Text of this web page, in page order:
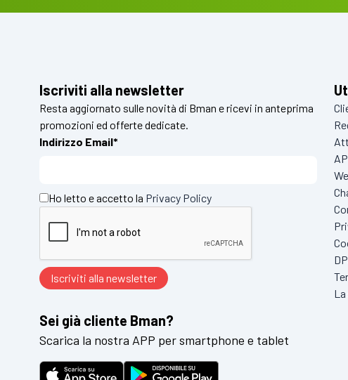
Iscriviti alla newsletter
Resta aggiornato sulle novità di Bman e ricevi in anteprima
promozioni ed offerte dedicate.
Indirizzo Email*
Ho letto e accetto la Privacy Policy
Sei già cliente Bman?
Scarica la nostra APP per smartphone e tablet